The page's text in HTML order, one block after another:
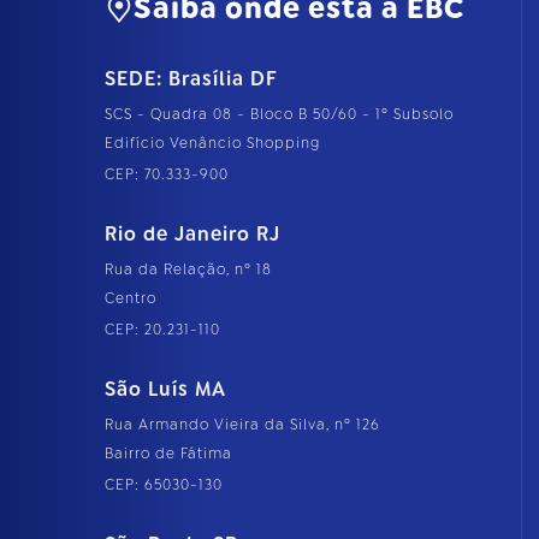
Saiba onde está a EBC
SEDE: Brasília DF
SCS - Quadra 08 - Bloco B 50/60 - 1º Subsolo
Edifício Venâncio Shopping
CEP: 70.333-900
Rio de Janeiro RJ
Rua da Relação, nº 18
Centro
CEP: 20.231-110
São Luís MA
Rua Armando Vieira da Silva, nº 126
Bairro de Fátima
CEP: 65030-130